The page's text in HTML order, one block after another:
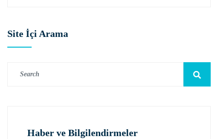
Site İçi Arama
Haber ve Bilgilendirmeler